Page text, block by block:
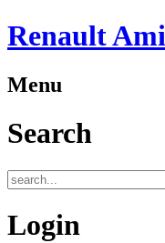
Renault
Menu
Search
Login